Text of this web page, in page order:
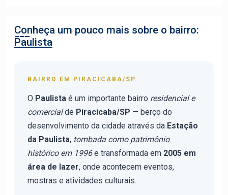
Conheça um pouco mais sobre o bairro:
Paulista
BAIRRO EM PIRACICABA/SP
O Paulista é um importante bairro residencial e
comercialde Piracicaba/SP — berço do
desenvolvimento da cidade através da Estação
da Paulista, tombada como patrimônio
histórico em 1996e transformada em 2005 em
área de lazer, onde acontecem eventos,
mostras e atividades culturais.